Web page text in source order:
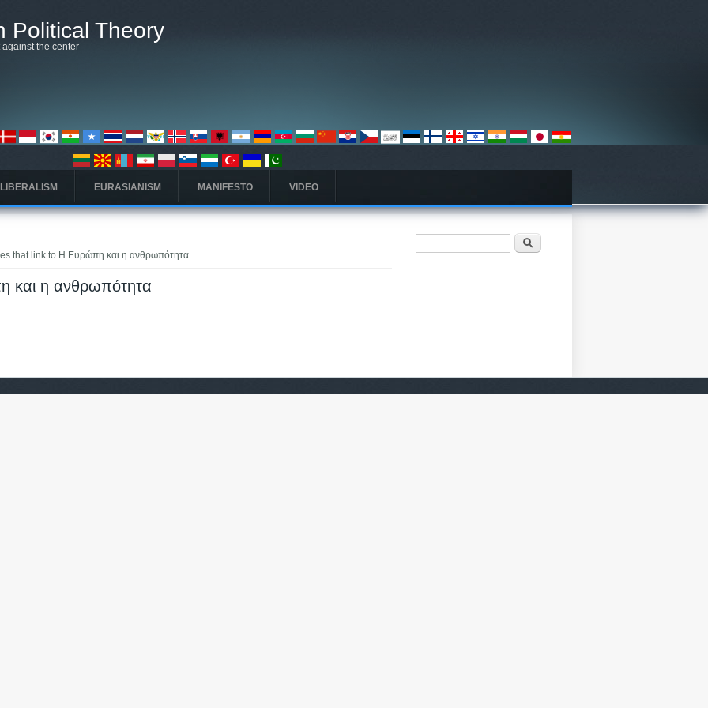
Political Theory
the center
EURASIANISM MANIFESTO VIDEO
that link to Η Ευρώπη και η ανθρωπότητα
και η ανθρωπότητα